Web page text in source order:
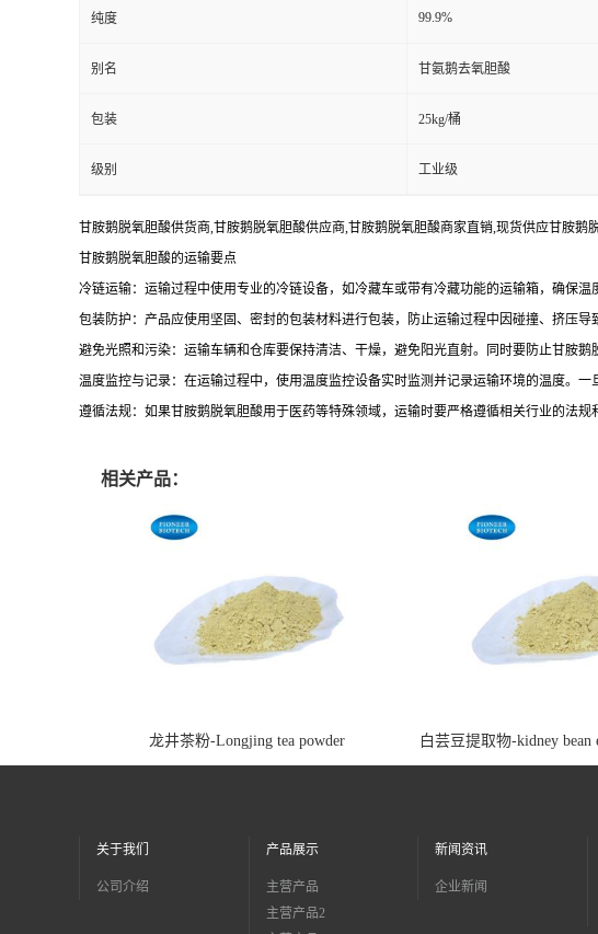
纯度 99.9%
别名 甘氨鹅去氧胆酸
包装 25kg/桶
级别 工业级
甘胺鹅脱氧胆酸供货商,甘胺鹅脱氧胆酸供应商,甘胺鹅脱氧胆酸商家直销,现货供应甘胺
甘胺鹅脱氧胆酸的运输要点
冷链运输：运输过程中使用专业的冷链设备，如冷藏车或带有冷藏功能的运输箱，确保
包装防护：产品应使用坚固、密封的包装材料进行包装，防止运输过程中因碰撞、挤压
避免光照和污染：运输车辆和仓库要保持清洁、干燥，避免阳光直射。同时要防止甘胺
温度监控与记录：在运输过程中，使用温度监控设备实时监测并记录运输环境的温度。
遵循法规：如果甘胺鹅脱氧胆酸用于医药等特殊领域，运输时要严格遵循相关行业的法
相关产品：
龙井茶粉-Longjing tea powder
白芸豆提取物-kidney bean
22-9
关于我们
公司介绍
产品展示
主营产品
主营产品2
新闻资讯
企业新闻